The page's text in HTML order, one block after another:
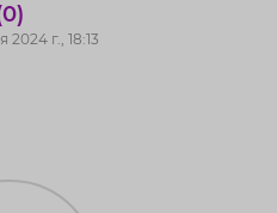
г., 18:13